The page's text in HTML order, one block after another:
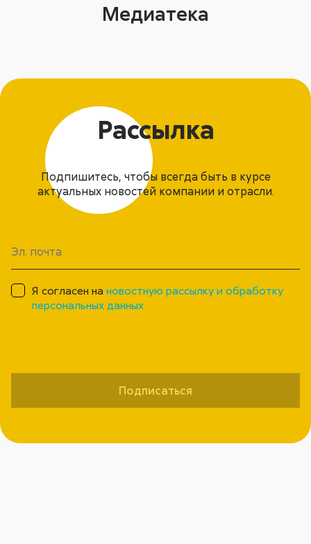
Медиатека
Рассылка
Подпишитесь, чтобы всегда быть в курсе
актуальных новостей компании и отрасли.
Я согласен нановостную рассылку и обработку
персональных данных
Подписаться